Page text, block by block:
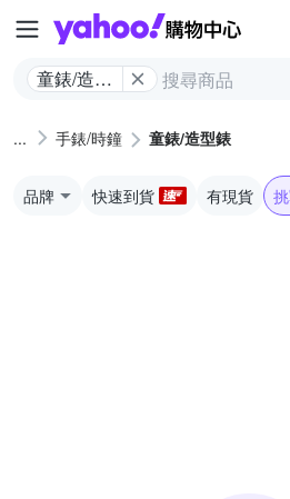
童錶/造型
手錶/時鐘 童錶/造型錶
品牌 快速到貨 有現貨